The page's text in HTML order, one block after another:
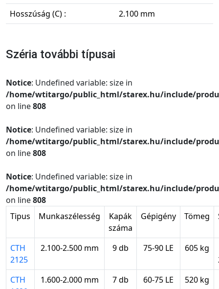
Hosszúság (C) :
2.100 mm
Széria további típusai
Notice: Undefined variable: size in
/home/wtitargo/public_html/starex.hu/include/
on line808
Notice: Undefined variable: size in
/home/wtitargo/public_html/starex.hu/include/
on line808
Notice: Undefined variable: size in
/home/wtitargo/public_html/starex.hu/include/
on line808
Tipus
Munkaszélesség
Kapák
száma
Gépigény Tömeg
CTH
2125
2.100-2.500 mm 9 db 75-90 LE
605 kg
CTH
1.600-2.000 mm 7 db 60-75 LE
520 kg